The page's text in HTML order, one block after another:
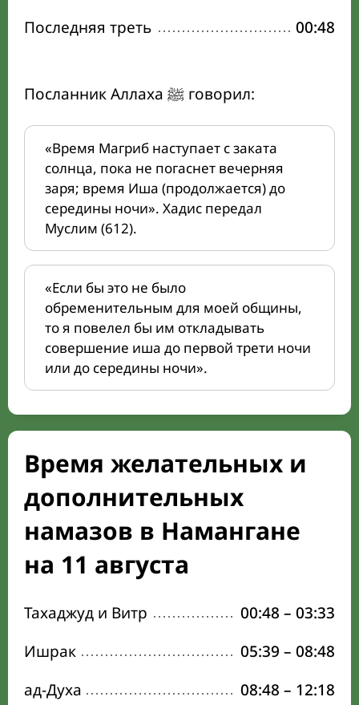
Последняя треть
00:48
Посланник Аллаха ﷺ говорил:
«Время Магриб наступает с заката
солнца, пока не погаснет вечерняя
заря; время Иша (продолжается) до
середины ночи». Хадис передал
Муслим (612).
«Если бы это не было
обременительным для моей общины,
то я повелел бы им откладывать
совершение иша до первой трети ночи
или до середины ночи».
Время желательных и
дополнительных
намазов в Намангане
на 11 августа
Тахаджуд и Витр 00:48 – 03:33
Ишрак
05:39 – 08:48
ад-Духа
08:48 – 12:18